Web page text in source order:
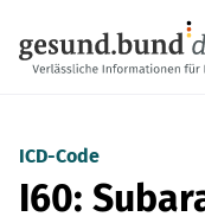
ICD-Code
I60: